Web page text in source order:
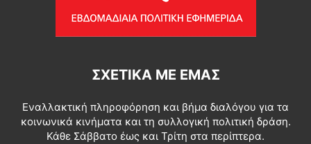
ΣΧΕΤΙΚΆ ΜΕ ΕΜΆΣ
Εναλλακτική πληροφόρηση και βήμα διαλόγου για τα
κοινωνικά κινήματα και τη συλλογική πολιτική δράση.
Κάθε Σάββατο έως και Τρίτη στα περίπτερα.